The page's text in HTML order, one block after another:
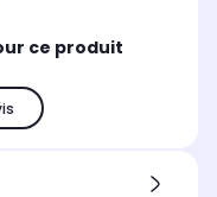
ce produit